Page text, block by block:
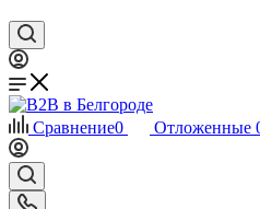
Сравнение0 Отложенные